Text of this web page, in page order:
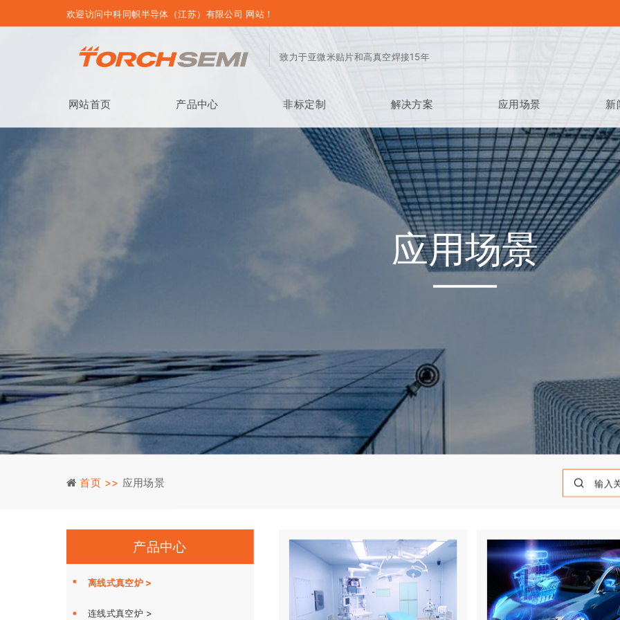
致力于亚微米贴片和高真空焊接15年
欢迎访问中科同帜半导体（江苏）有限公司 网站！
网站首页 产品中心 非标定制 解决方案 应用场景 新
应用场景
首页 >> 应用场景
产品中心
离线式真空炉 >
连线式真空炉 >